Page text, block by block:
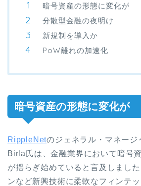
暗号資産の形態に変化が
分散型金融の夜明け
新規制を導入か
PoW離れの加速化
暗号資産の形態に変化が
RippleNetのジェネラル・マネー
Birla氏は、金融業界において暗号
が揺らぎ始めていると言及しまし
ンなど新興技術に柔軟なフィンテ